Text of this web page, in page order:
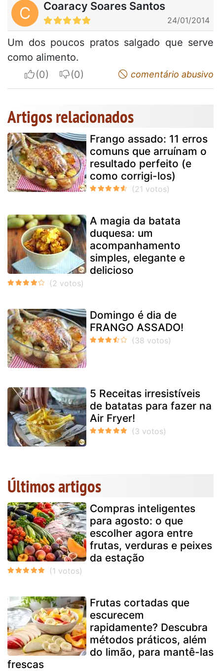
C Coaracy Soares Santos
24/01/2014
Um dos poucos pratos salgado que serve
como alimento.
I apreciateI do not appreciatecomentário abusivo
Artigos relacionados
Frango assado: 11 erros
comuns que arruínam o
resultado perfeito (e
como corrigi-los)
A magia da batata
duquesa: um
acompanhamento
simples, elegante e
delicioso
Domingo é dia de
FRANGO ASSADO!
5 Receitas irresistíveis
de batatas para fazer na
Air Fryer!
Últimos artigos
Compras inteligentes
para agosto: o que
escolher agora entre
frutas, verduras e peixes
da estação
Frutas cortadas que
escurecem
rapidamente? Descubra
métodos práticos, além
do limão, para mantê-las
frescas